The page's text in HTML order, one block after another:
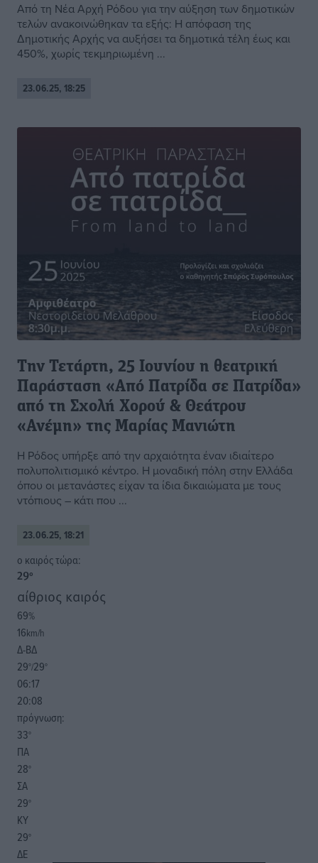
Από τη Νέα Αρχή Ρόδου για την αύξηση των δημοτικών
τελών ανακοινώθηκαν τα εξής: Η απόφαση της
Δημοτικής Αρχής να αυξήσει τα δημοτικά τέλη έως και
450%, χωρίς τεκμηριωμένη ...
23.06.25, 18:25
Την Τετάρτη, 25 Ιουνίου η θεατρική
Παράσταση «Από Πατρίδα σε Πατρίδα»
από τη Σχολή Χορού & Θεάτρου
«Ανέμη» της Μαρίας Μανιώτη
Η Ρόδος υπήρξε από την αρχαιότητα έναν ιδιαίτερο
πολυπολιτισμικό κέντρο. Η μοναδική πόλη στην Ελλάδα
όπου οι μετανάστες είχαν τα ίδια δικαιώματα με τους
ντόπιους – κάτι που ...
23.06.25, 18:21
o καιρός τώρα:
29°
αίθριος καιρός
69%
16km/h
Δ-ΒΔ
29°/29°
06:17
20:08
πρόγνωση:
33°
ΠΑ
28°
ΣΑ
29°
ΚΥ
29°
ΔΕ